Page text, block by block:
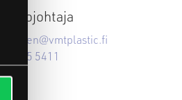
044 735 5411